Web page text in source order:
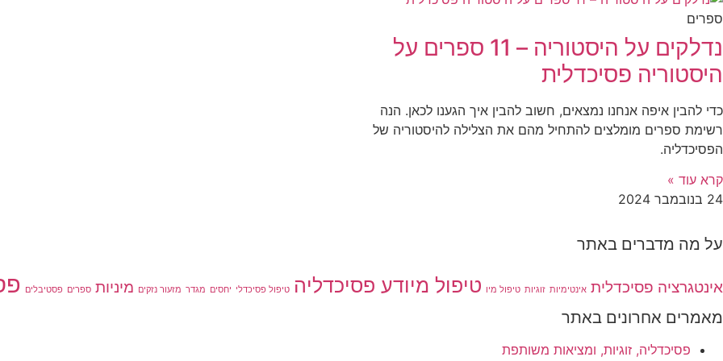
ספרים
נדלקים על היסטוריה – 11 ספרים על
היסטוריה פסיכדלית
כדי להבין איפה אנחנו נמצאים, חשוב להבין איך הגענו לכאן. הנה
רשימת ספרים מומלצים להתחיל מהם את הצלילה להיסטוריה של
הפסיכדליה.
קרא עוד »
24 בנובמבר 2024
על מה מדברים באתר
אינטגרציה פסיכדלית אינטימיות זוגיות טיפול מיו טיפול מיודע פסיכדליה טיפול פסיכדלי יחסים מגדר מזעור נזקים מיניות ספרים פסטיבלים
מאמרים אחרונים באתר
פסיכדליה, זוגיות, ומציאות משותפת